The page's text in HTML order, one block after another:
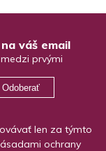
váš email
prvými
Odoberať
len za týmto
ochrany